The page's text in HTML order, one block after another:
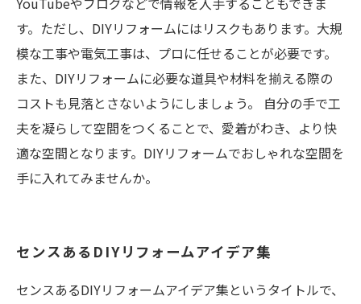
す。ただし、DIYリフォームにはリスクもあります。大規
模な工事や電気工事は、プロに任せることが必要です。
また、DIYリフォームに必要な道具や材料を揃える際の
コストも見落とさないようにしましょう。 自分の手で工
夫を凝らして空間をつくることで、愛着がわき、より快
適な空間となります。DIYリフォームでおしゃれな空間を
手に入れてみませんか。
センスあるDIYリフォームアイデア集
センスあるDIYリフォームアイデア集というタイトルで、